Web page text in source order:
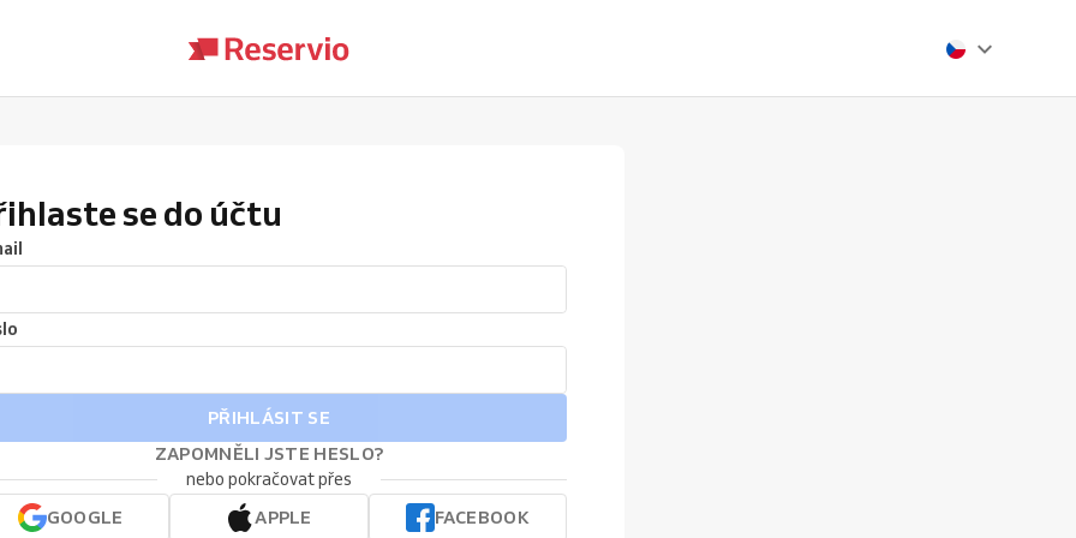
se do účtu
PŘIHLÁSIT SE
ZAPOMNĚLI JSTE HESLO?
nebo pokračovat přes
GOOGLE
APPLE FACEBOOK